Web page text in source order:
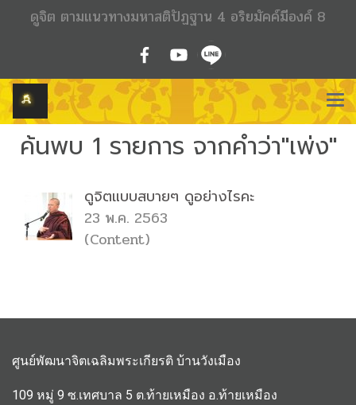
ดูจิต ตามแนวทางมหาสติปัฏฐาน 4 อริยมัคค์มีองค์ 8
ค้นพบ 1 รายการ จากคำว่า"เพ่ง"
ดูจิตแบบสบายๆ ดูอย่างไรคะ
23 พ.ค. 2563
(Content)
ศูนย์พัฒนาจิตเฉลิมพระเกียรติ บ้านวังเมือง
109 หมู่ 9 ซ.เทศบาล 5 ต.ท้ายเหมือง อ.ท้ายเหมือง